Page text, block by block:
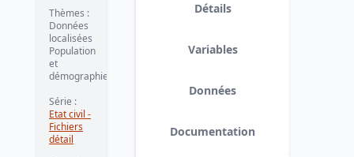
Thèmes :
Données
localisées
Population
et
démographie
Série :
Etat civil -
Fichiers
détail
Détails
Variables
Données
Documentation